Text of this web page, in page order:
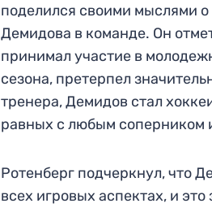
поделился своими мыслями
Демидова в команде. Он
принимал участие в
сезона, претерпел
тренера, Демидов стал
равных с любым соперником
Ротенберг подчеркнул, что
всех игровых аспектах, и